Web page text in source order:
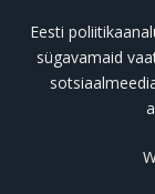
Eesti
sügavamaid